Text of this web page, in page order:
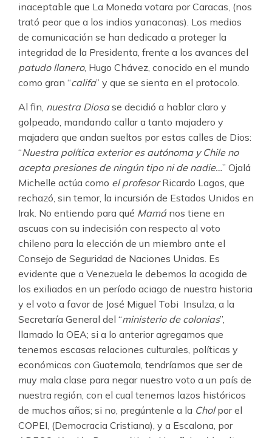
inaceptable que La Moneda votara por Caracas, (nos
trató peor que a los indios yanaconas). Los medios
de comunicación se han dedicado a proteger la
integridad de la Presidenta, frente a los avances del
patudo llanero, Hugo Chávez, conocido en el mundo
como gran “califa” y que se sienta en el protocolo.
Al fin, nuestra Diosase decidió a hablar claro y
golpeado, mandando callar a tanto majadero y
majadera que andan sueltos por estas calles de Dios:
“Nuestra política exterior es autónoma y Chile no
acepta presiones de ningún tipo ni de nadie…” Ojalá
Michelle actúa como el profesorRicardo Lagos, que
rechazó, sin temor, la incursión de Estados Unidos en
Irak. No entiendo para qué Mamános tiene en
ascuas con su indecisión con respecto al voto
chileno para la elección de un miembro ante el
Consejo de Seguridad de Naciones Unidas. Es
evidente que a Venezuela le debemos la acogida de
los exiliados en un período aciago de nuestra historia
y el voto a favor de José Miguel Tobi Insulza, a la
Secretaría General del “ministerio de colonias”,
llamado la OEA; si a lo anterior agregamos que
tenemos escasas relaciones culturales, políticas y
económicas con Guatemala, tendríamos que ser de
muy mala clase para negar nuestro voto a un país de
nuestra región, con el cual tenemos lazos históricos
de muchos años; si no, pregúntenle a la Cholpor el
COPEI, (Democracia Cristiana), y a Escalona, por